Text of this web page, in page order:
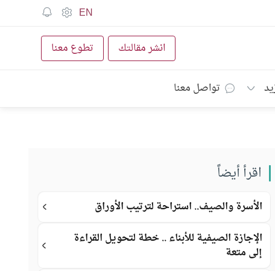
EN
انشر مقالتك تطوع معنا
تواصل معنا
اقرأ أيضاً
الأسرة والصيف.. استراحة لترتيب الأوراق
الإجازة الصيفية للأبناء .. خطة لتحويل القراءة
إلى متعة